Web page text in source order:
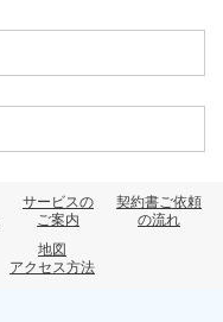
サービスの
ご案内
契約書ご依頼
の流れ
地図
アクセス方法